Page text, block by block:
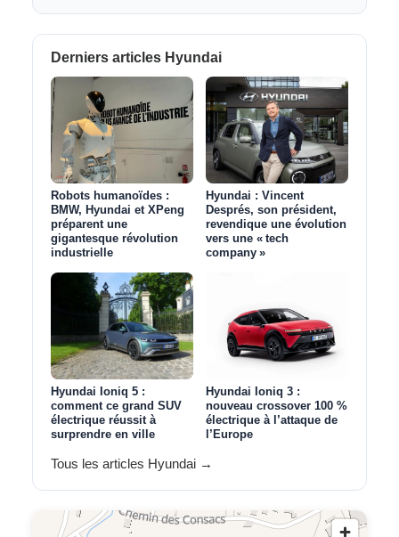
Derniers articles Hyundai
Robots humanoïdes :
BMW, Hyundai et XPeng
préparent une
gigantesque révolution
industrielle
Hyundai : Vincent
Després, son président,
revendique une évolution
vers une « tech
company »
Hyundai Ioniq 5 :
comment ce grand SUV
électrique réussit à
surprendre en ville
Hyundai Ioniq 3 :
nouveau crossover 100 %
électrique à l’attaque de
l’Europe
Tous les articles Hyundai →